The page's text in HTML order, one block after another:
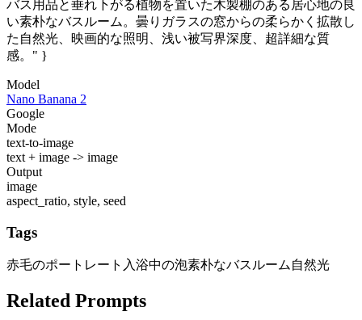
バス用品と垂れ下がる植物を置いた木製棚のある居心地の良
い素朴なバスルーム。曇りガラスの窓からの柔らかく拡散し
た自然光、映画的な照明、浅い被写界深度、超詳細な質
感。" }
Model
Nano Banana 2
Google
Mode
text-to-image
text + image -> image
Output
image
aspect_ratio, style, seed
Tags
赤毛のポートレート 入浴中の泡素朴なバスルーム 自然光
Related Prompts